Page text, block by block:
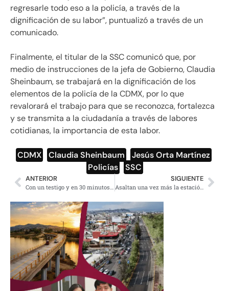
regresarle todo eso a la policía, a través de la
dignificación de su labor”, puntualizó a través de un
comunicado.
Finalmente, el titular de la SSC comunicó que, por
medio de instrucciones de la jefa de Gobierno, Claudia
Sheinbaum, se trabajará en la dignificación de los
elementos de la policía de la CDMX, por lo que
revalorará el trabajo para que se reconozca, fortalezca
y se transmita a la ciudadanía a través de labores
cotidianas, la importancia de esta labor.
CDMX Claudia Sheinbaum Jesús Orta Martínez
Policías
SSC
ANTERIOR SIGUIENTE
Asaltan una vez más la estación del metro Impulsora, Línea B